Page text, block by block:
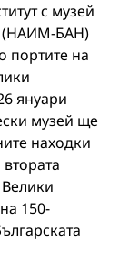
с музей
(НАИМ-БАН)
портите на
януари
музей ще
находки
150-